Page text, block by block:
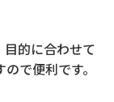
目的に合わせて
で便利です。